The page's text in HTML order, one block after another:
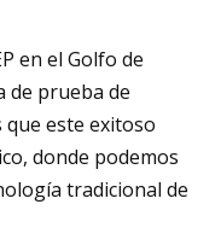
en el Golfo de
de prueba de
este exitoso
donde podemos
tradicional de